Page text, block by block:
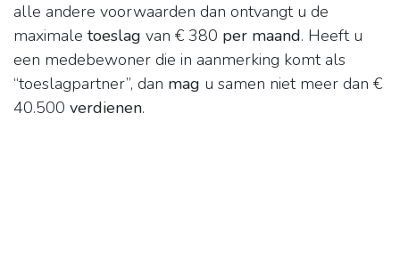
alle andere voorwaarden dan ontvangt u de
maximale toeslag van € 380 per maand. Heeft u
een medebewoner die in aanmerking komt als
“toeslagpartner”, dan mag u samen niet meer dan €
40.500 verdienen.